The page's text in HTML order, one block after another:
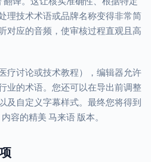
理技术术语或品牌名称变得非常简
对应的音频，使审核过程直观且高
疗讨论或技术教程），编辑器允许
业的术语。您还可以在导出前调整
及自定义字幕样式。最终您将得到
容的精美 马来语 版本。